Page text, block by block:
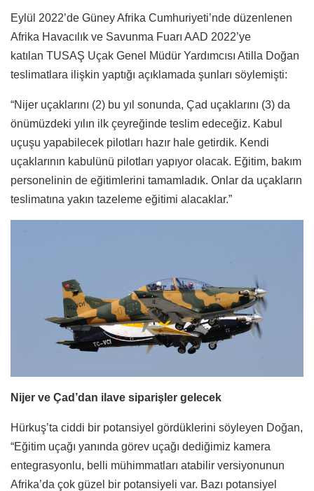
Eylül 2022’de Güney Afrika Cumhuriyeti’nde düzenlenen
Afrika Havacılık ve Savunma Fuarı AAD 2022’ye
katılan TUSAŞ Uçak Genel Müdür Yardımcısı Atilla Doğan
teslimatlara ilişkin yaptığı açıklamada şunları söylemişti:
“Nijer uçaklarını (2) bu yıl sonunda, Çad uçaklarını (3) da
önümüzdeki yılın ilk çeyreğinde teslim edeceğiz. Kabul
uçuşu yapabilecek pilotları hazır hale getirdik. Kendi
uçaklarının kabulünü pilotları yapıyor olacak. Eğitim, bakım
personelinin de eğitimlerini tamamladık. Onlar da uçakların
teslimatına yakın tazeleme eğitimi alacaklar.”
Nijer ve Çad’dan ilave siparişler gelecek
Hürkuş’ta ciddi bir potansiyel gördüklerini söyleyen Doğan,
“Eğitim uçağı yanında görev uçağı dediğimiz kamera
entegrasyonlu, belli mühimmatları atabilir versiyonunun
Afrika’da çok güzel bir potansiyeli var. Bazı potansiyel